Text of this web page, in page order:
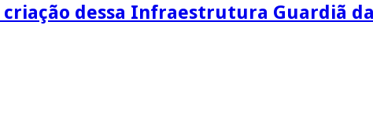
criação dessa Infraestrutura Guardiã